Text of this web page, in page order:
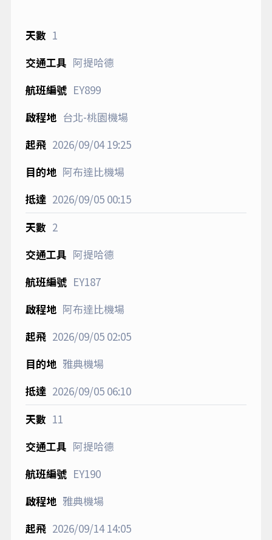
1
阿提哈德
EY899
台北-桃園機場
2026/09/0419:25
阿布達比機場
2026/09/0500:15
2
阿提哈德
EY187
阿布達比機場
2026/09/0502:05
雅典機場
2026/09/0506:10
11
阿提哈德
EY190
雅典機場
2026/09/1414:05